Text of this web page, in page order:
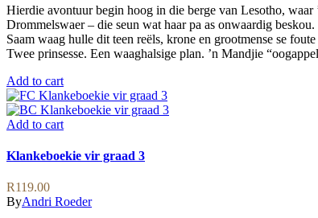
Hierdie avontuur begin hoog in die berge van Lesotho, waar
Drommelswaer – die seun wat haar pa as onwaardig
Saam waag hulle dit teen reëls, krone en grootmense se
Twee prinsesse. Een waaghalsige plan. ’n Mandjie
Add to cart
Add to cart
Klankeboekie vir graad 3
R119.00
ByAndri Roeder